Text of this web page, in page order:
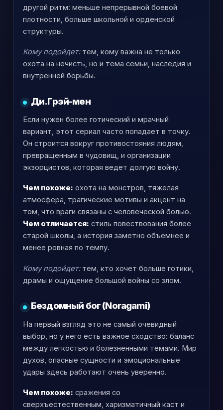
другой ритм: меньше непрерывной боевой
плотности, больше школьной и орденской
структуры.
Кому подойдет:тем, кому важна не только
охота на нечисть, но и тема семьи, наследия и
внутренней борьбы.
Ди.Грэй-мен
Если нужен более готический и мрачный
вариант, этот сериал часто попадает в точку.
Он строится вокруг противостояния людям,
превращенным в чудовищ, и организации
экзорцистов, которая ведет долгую войну.
Чем похоже: охота на монстров, тяжелая
атмосфера, трагические мотивы и акцент на
том, что враги связаны с человеческой болью.
Чем отличается: стиль повествования более
старой школы, а история заметно объемнее и
менее ровная по темпу.
Кому подойдет:тем, кто хочет больше готики,
драмы и ощущение большой войны со злом.
Бездомный бог (Noragami)
На первый взгляд это не самый очевидный
выбор, но у него есть важное сходство: баланс
между легкостью и болезненными темами. Мир
духов, опасные сущности и эмоциональные
удары здесь работают очень уверенно.
Чем похоже: сражения со
сверхъестественным, харизматичный каст и